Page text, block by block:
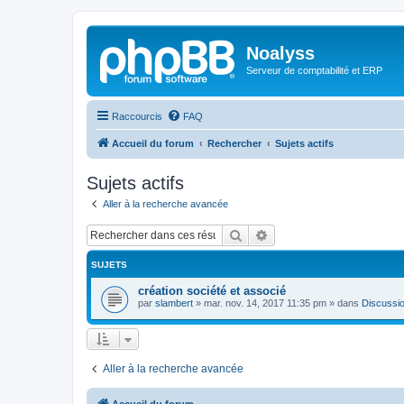
Noalyss
Serveur de comptabilité et ERP
Raccourcis FAQ
Accueil du forum Rechercher Sujets actifs
Sujets actifs
Aller à la recherche avancée
Rechercher
SUJETS
création société et associé
par slambert » mar. nov. 14, 2017 11:35 pm » dans
Aller à la recherche avancée